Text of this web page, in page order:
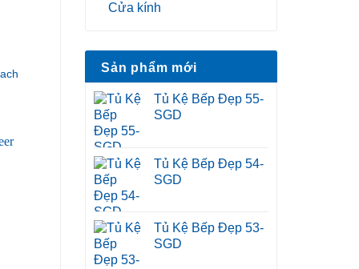
Cửa kính
Sản phẩm mới
Tủ Kệ Bếp Đẹp 55-
SGD
Tủ Kệ Bếp Đẹp 54-
SGD
Tủ Kệ Bếp Đẹp 53-
SGD